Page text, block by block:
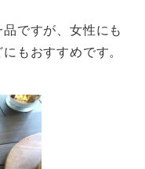
ですが、女性にも
もおすすめです。